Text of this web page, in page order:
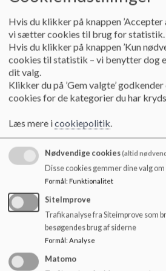
Vi håber fra skolens side, at eleverne
skolens ferie.
Vi har forståelse for, at der kan være
det kan være nødvendigt for
fra undervisning uden for
dette holdes på et minimum.
Hvis du som forældre vælger at tage
uden for skoleferierne, er det samtidig
at barnet fagligt opdateres på det,
perioden.
Det betyder, at der kan være noget
ferien eller når ferien er slut. Hvis
hvad klassen skal arbejde med, kan
ferie. Lærerne kan ikke pålægges at
ferien, og det vil være forældrenes
kan glide ind i klassen efter afsluttet
Tilladelse til fravær op til 2 skoledage
Hvis du klikker på knappen ’Accepter
vi sætter cookies til brug for statistik.
Hvis du klikker på knappen ’Kun
cookies til statistik – vi benytter dog
dit valg.
Klikker du på ’Gem valgte’
cookies for de kategorier du har
Læs mere icookiepolitik.
Nødvendige cookies(altid
Disse cookies gemmer dine valg
Formål: Funktionalitet
SiteImprove
Trafikanalyse fra Siteimprove som
besøgendes brug af siderne
Formål: Analyse
Matomo